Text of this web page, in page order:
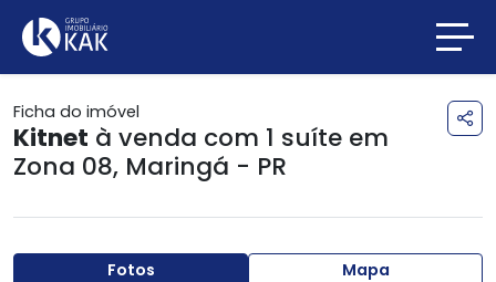
Ficha do imóvel
Kitnet à venda com 1 suíte em
Zona 08, Maringá - PR
Fotos Mapa